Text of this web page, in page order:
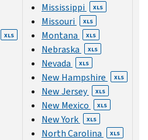
XLS
Mississippi XLS
Missouri XLS
Montana XLS
Nebraska XLS
Nevada XLS
New Hampshire XLS
New Jersey XLS
New Mexico XLS
New York XLS
North Carolina XLS